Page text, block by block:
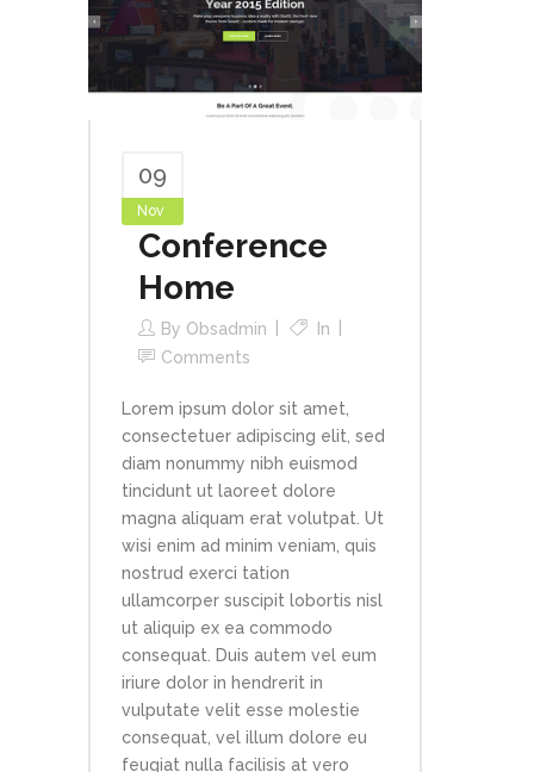
09
Nov
Conference
Home
By Obsadmin
In
Comments
Lorem ipsum dolor sit amet,
consectetuer adipiscing elit, sed
diam nonummy nibh euismod
tincidunt ut laoreet dolore
magna aliquam erat volutpat. Ut
wisi enim ad minim veniam, quis
nostrud exerci tation
ullamcorper suscipit lobortis nisl
ut aliquip ex ea commodo
consequat. Duis autem vel eum
iriure dolor in hendrerit in
vulputate velit esse molestie
consequat, vel illum dolore eu
feugiat nulla facilisis at vero